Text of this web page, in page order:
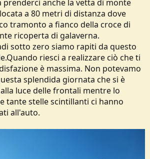
prenderci anche la vetta di monte
a 80 metri di distanza dove
tramonto a fianco della croce di
ricoperta di galaverna.
sotto zero siamo rapiti da questo
riesci a realizzare ciò che ti
è massima. Non potevamo
splendida giornata che si è
luce delle frontali mentre lo
tante stelle scintillanti ci hanno
all'auto.